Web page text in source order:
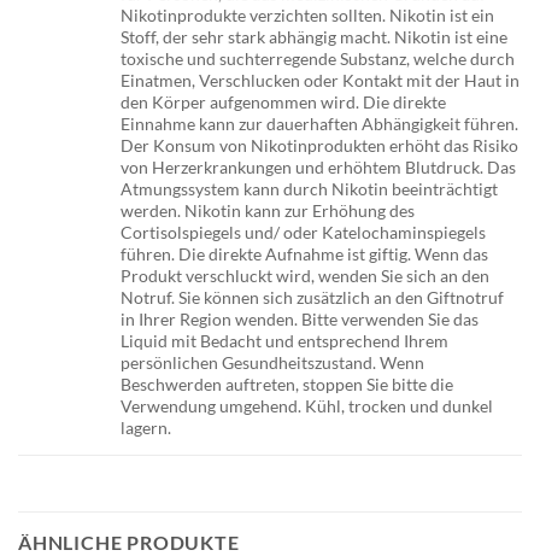
Nikotinprodukte verzichten sollten. Nikotin ist ein
Stoff, der sehr stark abhängig macht. Nikotin ist eine
toxische und suchterregende Substanz, welche durch
Einatmen, Verschlucken oder Kontakt mit der Haut in
den Körper aufgenommen wird. Die direkte
Einnahme kann zur dauerhaften Abhängigkeit führen.
Der Konsum von Nikotinprodukten erhöht das Risiko
von Herzerkrankungen und erhöhtem Blutdruck. Das
Atmungssystem kann durch Nikotin beeinträchtigt
werden. Nikotin kann zur Erhöhung des
Cortisolspiegels und/ oder Katelochaminspiegels
führen. Die direkte Aufnahme ist giftig. Wenn das
Produkt verschluckt wird, wenden Sie sich an den
Notruf. Sie können sich zusätzlich an den Giftnotruf
in Ihrer Region wenden. Bitte verwenden Sie das
Liquid mit Bedacht und entsprechend Ihrem
persönlichen Gesundheitszustand. Wenn
Beschwerden auftreten, stoppen Sie bitte die
Verwendung umgehend. Kühl, trocken und dunkel
lagern.
ÄHNLICHE PRODUKTE